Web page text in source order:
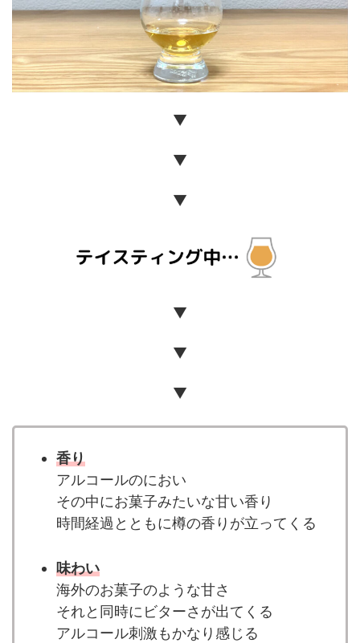
▼
▼
▼
▼
▼
▼
香り
アルコールのにおい
その中にお菓子みたいな甘い香り
時間経過とともに樽の香りが立ってくる
味わい
海外のお菓子のような甘さ
それと同時にビターさが出てくる
アルコール刺激もかなり感じる